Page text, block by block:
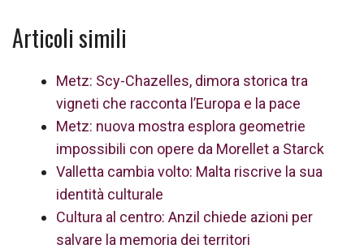
Articoli simili
Metz: Scy-Chazelles, dimora storica tra
vigneti che racconta l’Europa e la pace
Metz: nuova mostra esplora geometrie
impossibili con opere da Morellet a Starck
Valletta cambia volto: Malta riscrive la sua
identità culturale
Cultura al centro: Anzil chiede azioni per
salvare la memoria dei territori